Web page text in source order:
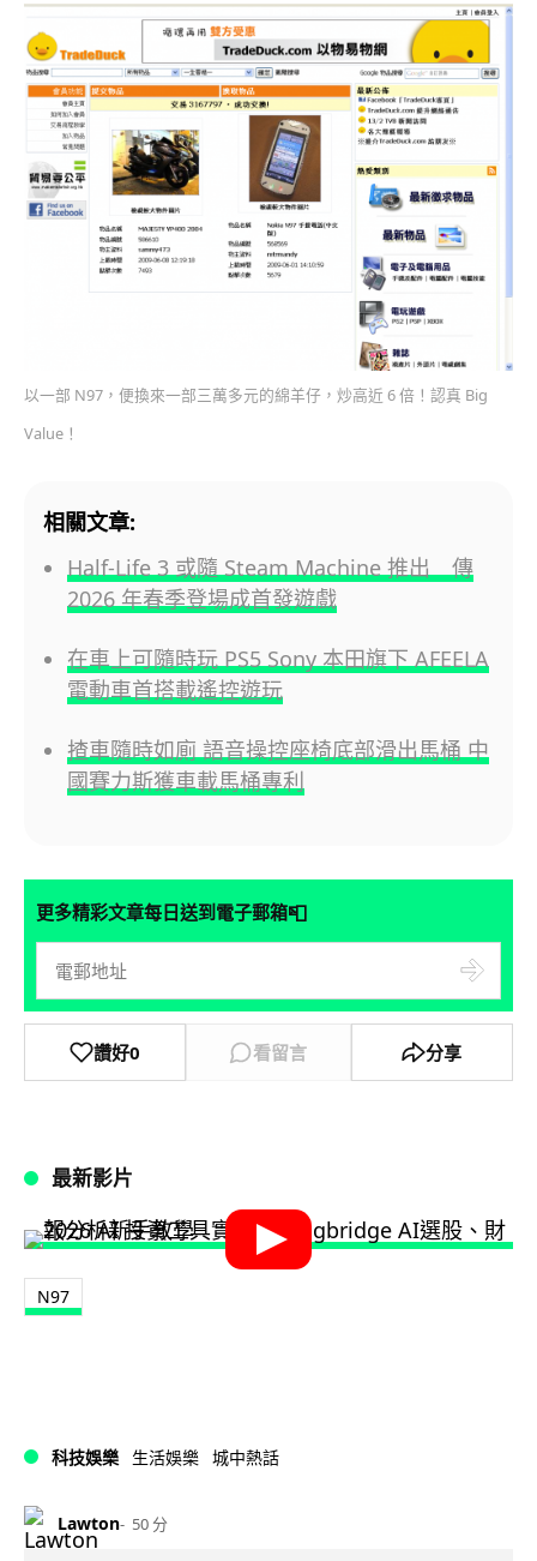
以一部 N97，便換來一部三萬多元的綿羊仔，炒高近 6 倍！認真 Big
Value！
相關文章:
Half-Life 3 或隨 Steam Machine 推出 傳
2026 年春季登場成首發遊戲
在車上可隨時玩 PS5 Sony 本田旗下 AFEELA
電動車首搭載遙控遊玩
揸車隨時如廁 語音操控座椅底部滑出馬桶 中
國賽力斯獲車載馬桶專利
更多精彩文章每日送到電子郵箱📮
讚好0 看留言 分享
最新影片
N97
科技娛樂 生活娛樂 城中熱話
Lawton 50 分